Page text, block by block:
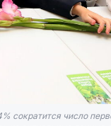
сократится число